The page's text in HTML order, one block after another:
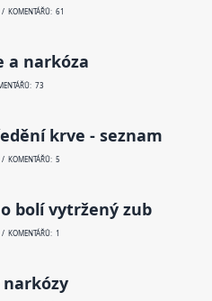
/ KOMENTÁŘŮ: 61
a narkóza
73
krve - seznam
/ KOMENTÁŘŮ: 5
bolí vytržený zub
/ KOMENTÁŘŮ: 1
narkózy